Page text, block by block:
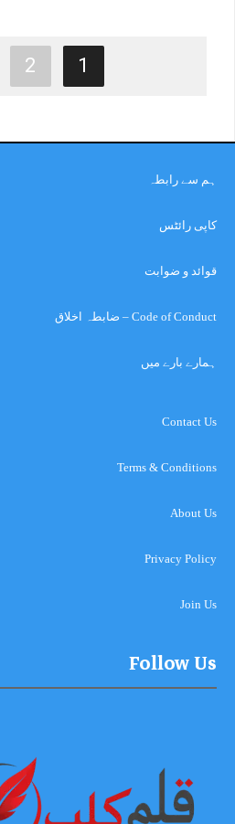
1
2
ہم سے رابطہ
کاپی رائٹس
قوائد و ضوابت
Code of Conduct – ضابطہ اخلاق
ہمارے بارے میں
Contact Us
Terms & Conditions
About Us
Privacy Policy
Join Us
Follow Us